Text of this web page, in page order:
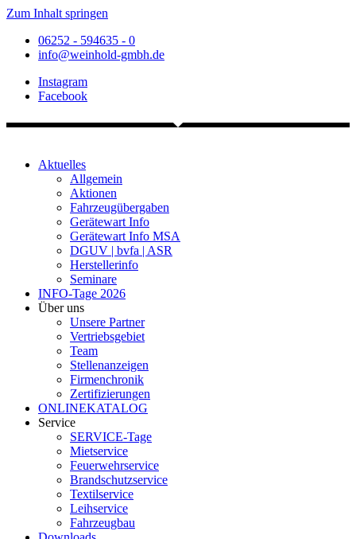
Zum Inhalt springen
06252 - 594635 - 0
info@weinhold-gmbh.de
Instagram
Facebook
Aktuelles
Allgemein
Aktionen
Fahrzeugübergaben
Gerätewart Info
Gerätewart Info MSA
DGUV | bvfa | ASR
Herstellerinfo
Seminare
INFO-Tage 2026
Über uns
Unsere Partner
Vertriebsgebiet
Team
Stellenanzeigen
Firmenchronik
Zertifizierungen
ONLINEKATALOG
Service
SERVICE-Tage
Mietservice
Feuerwehrservice
Brandschutzservice
Textilservice
Leihservice
Fahrzeugbau